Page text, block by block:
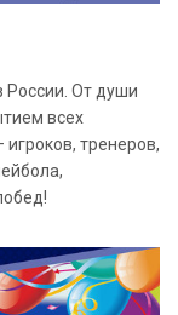
России. От души
всех
тренеров,